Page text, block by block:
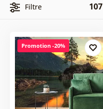
Filtre 107
Promotion -20%